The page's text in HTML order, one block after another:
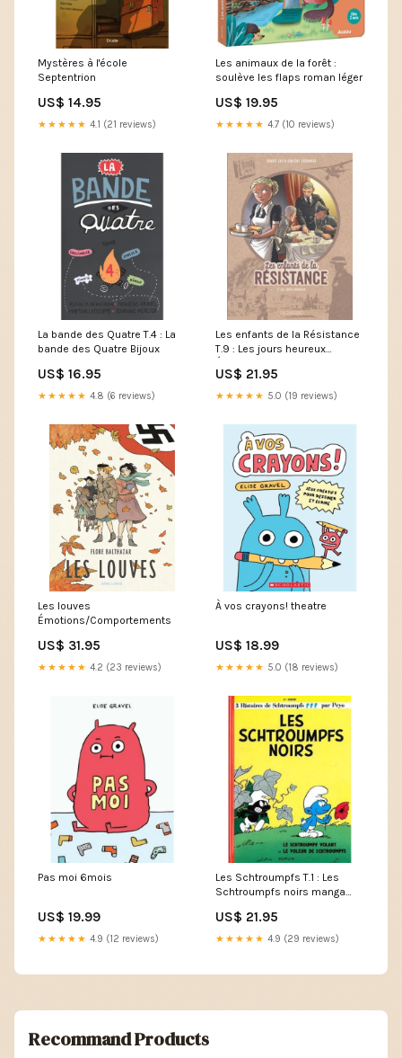
Mystères à l'école
Septentrion
US$ 14.95
★★★★★ 4.1 (21 reviews)
Les animaux de la forêt :
soulève les flaps roman léger
US$ 19.95
★★★★★ 4.7 (10 reviews)
La bande des Quatre T.4 : La
bande des Quatre Bijoux
US$ 16.95
★★★★★ 4.8 (6 reviews)
Les enfants de la Résistance
T.9 : Les jours heureux
US$ 21.95
★★★★★ 5.0 (19 reviews)
Les louves
Émotions/Comportements
US$ 31.95
★★★★★ 4.2 (23 reviews)
À vos crayons! theatre
US$ 18.99
★★★★★ 5.0 (18 reviews)
Pas moi 6mois
US$ 19.99
★★★★★ 4.9 (12 reviews)
Les Schtroumpfs T.1 : Les
Schtroumpfs noirs manga
US$ 21.95
★★★★★ 4.9 (29 reviews)
Recommand Products